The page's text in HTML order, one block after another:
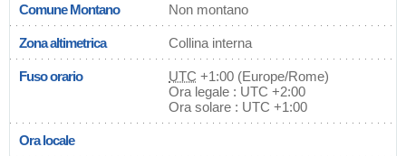
Comune Montano Non montano
Zona altimetrica Collina interna
Fuso orario UTC +1:00 (Europe/Rome)
Ora legale : UTC +2:00
Ora solare : UTC +1:00
Ora locale